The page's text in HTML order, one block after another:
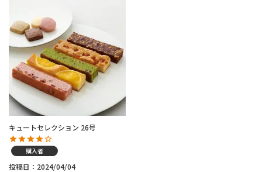
キュートセレクション 26号
購入者
投稿日 2024/04/04